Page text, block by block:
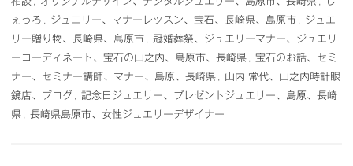
ぇっろ
ジュエリー、マナーレッスン、宝石、長崎県、島原市
ジュエ
リー贈り物、長崎県、島原市
冠婚葬祭、ジュエリーマナー、ジュエリ
ーコーディネート、宝石の山之内、島原市、長崎県
宝石のお話、セミ
ナー、セミナー講師、マナー、島原、長崎県
山内 常代、山之内時計眼
鏡店、ブログ
記念日ジュエリー、プレゼントジュエリー、島原、長崎
県
長崎県島原市、女性ジュエリーデザイナー